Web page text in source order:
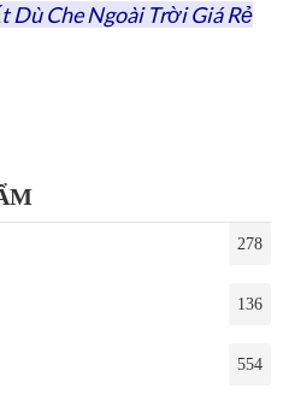
Dù Che Ngoài Trời Giá Rẻ
278
136
554